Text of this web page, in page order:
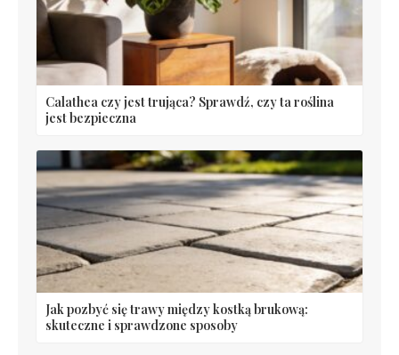
Calathea czy jest trująca? Sprawdź, czy ta roślina
jest bezpieczna
Jak pozbyć się trawy między kostką brukową:
skuteczne i sprawdzone sposoby